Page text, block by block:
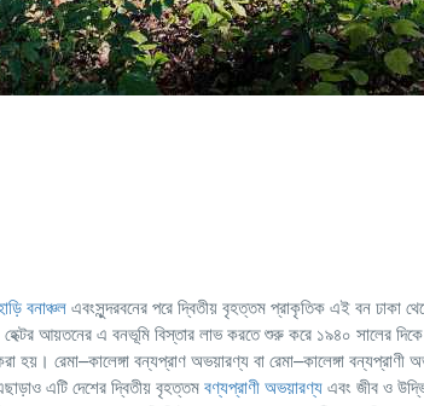
বনাঞ্চলএবংসুন্দরবনের পরে দ্বিতীয় বৃহত্তম প্রাকৃতিক এই বন ঢাকা
আয়তনের এ বনভূমি বিস্তার লাভ করতে শুরু করে ১৯৪০ সালের
হয়। রেমা–কালেঙ্গা বন্যপ্রাণ অভয়ারণ্যবারেমা–কালেঙ্গা বন্যপ্রাণী
এটি দেশের দ্বিতীয় বৃহত্তমবণ্যপ্রাণী অভয়ারণ্যএবং জীব ও